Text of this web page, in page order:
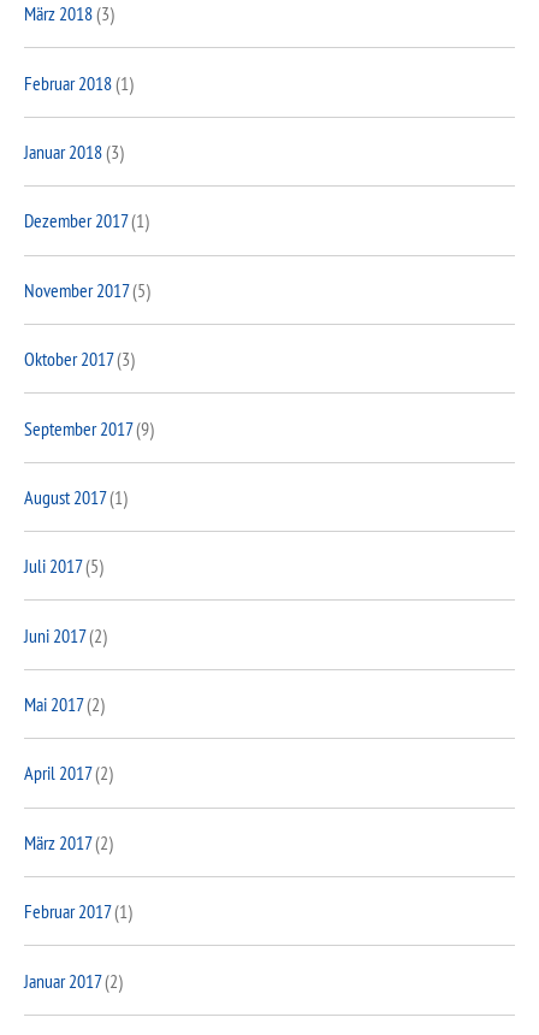
März 2018(3)
Februar 2018(1)
Januar 2018(3)
Dezember 2017(1)
November 2017(5)
Oktober 2017(3)
September 2017(9)
August 2017(1)
Juli 2017(5)
Juni 2017(2)
Mai 2017(2)
April 2017(2)
März 2017(2)
Februar 2017(1)
Januar 2017(2)